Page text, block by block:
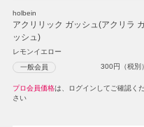
holbein
アクリリック ガッシュ(アクリラ
ッシュ)
レモンイエロー
一般会員 300円（税別）
プロ会員価格は、ログインしてご確認く
さい